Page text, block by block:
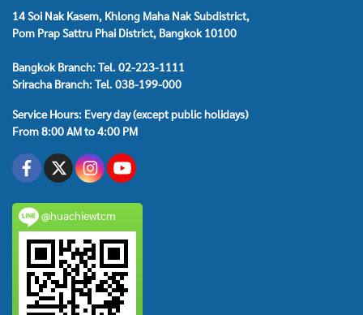
14 Soi Nak Kasem, Khlong Maha Nak Subdistrict,
Pom Prap Sattru Phai District, Bangkok 10100
Bangkok Branch: Tel. 02-223-1111
Sriracha Branch: Tel. 038-199-000
Service Hours: Every day (except public holidays)
From 8:00 AM to 4:00 PM
@huachiewtcm